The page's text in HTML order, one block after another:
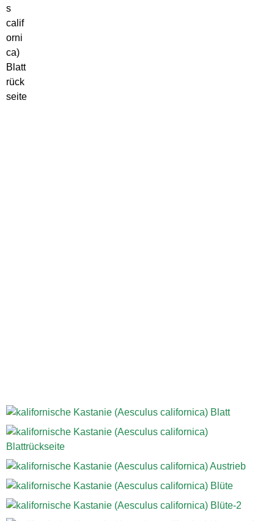
s
calif
orni
ca)
Blatt
rück
seite